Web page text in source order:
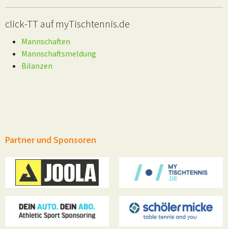
click-TT auf myTischtennis.de
Mannschaften
Mannschaftsmeldung
Bilanzen
Partner und Sponsoren